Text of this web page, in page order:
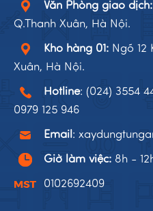
Văn Phòng giao dịch:
Q.Thanh Xuân, Hà Nội.
Kho hàng 01: Ngõ 12
Xuân, Hà Nội.
Hotline: (024) 3554
0979 125 946
Email:
Giờ làm việc: 8h -
0102692409